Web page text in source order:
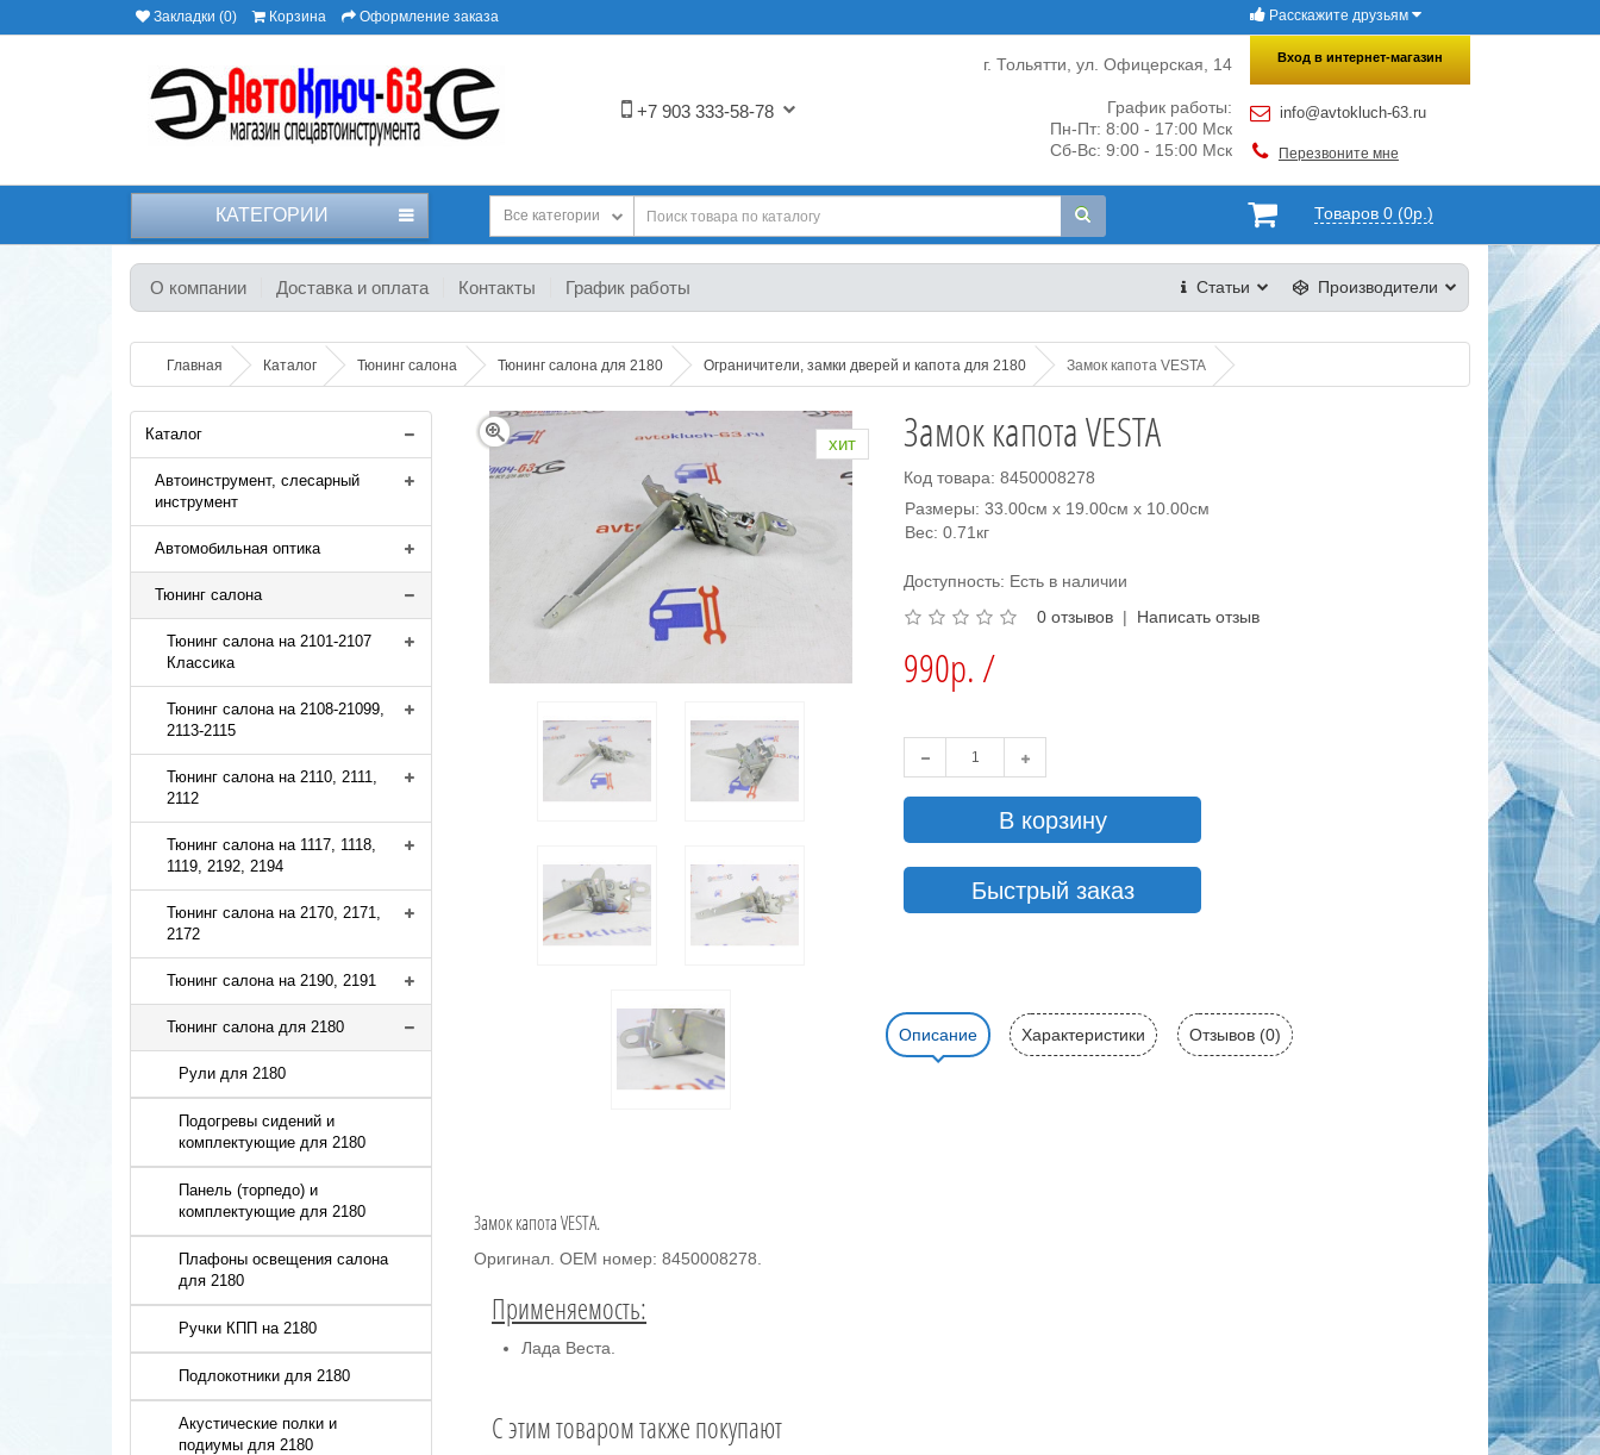
×
Закладки (0) Корзина Оформление заказа Расскажите друзьям
+7 903 333-58-78
Вход в интернет-магазин
info@avtokluch-63.ru
Перезвоните мне
г. Тольятти, ул. Офицерская, 14
График работы:
Пн-Пт: 8:00 - 17:00 Мск
Сб-Вс: 9:00 - 15:00 Мск
КАТЕГОРИИ Товаров 0 (0р.)
Все категории
О компании Доставка и оплата Контакты График работы Производители
Статьи
Главная Каталог Тюнинг салона Тюнинг салона для 2180 Ограничители, замки дверей и капота для 2180 Замок капота VESTA
Каталог
Автоинструмент, слесарный
инструмент
Автомобильная оптика
Тюнинг салона
Тюнинг салона на 2101-2107
Классика
Тюнинг салона на 2108-21099,
2113-2115
Тюнинг салона на 2110, 2111,
2112
Тюнинг салона на 1117, 1118,
1119, 2192, 2194
Тюнинг салона на 2170, 2171,
2172
Тюнинг салона на 2190, 2191
Тюнинг салона для 2180
Рули для 2180
Подогревы сидений и
комплектующие для 2180
Панель (торпедо) и
комплектующие для 2180
Плафоны освещения салона
для 2180
Ручки КПП на 2180
Подлокотники для 2180
Акустические полки и
подиумы для 2180
хит Замок капота VESTA
Код товара: 8450008278
Размеры: 33.00см x 19.00см x 10.00см
Вес: 0.71кг
Доступность: Есть в наличии
0 отзывов | Написать отзыв
990р. /
В корзину
Быстрый заказ
Описание Характеристики Отзывов (0)
Замок капота VESTA.
Оригинал. OEM номер: 8450008278.
Применяемость:
Лада Веста.
C этим товаром также покупают